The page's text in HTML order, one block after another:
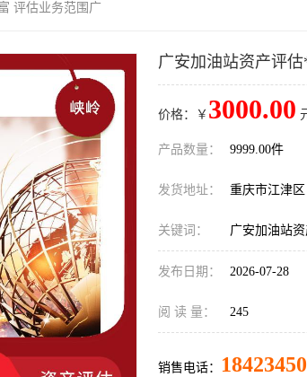
评估业务范围广
广安加油站资产评
价格：￥ 3000.00
产品数量： 9999.00件
发货地址： 重庆市江津区
关键词： 广安加油站
发布日期： 2026-07-28
阅 读 量： 245
销售电话：